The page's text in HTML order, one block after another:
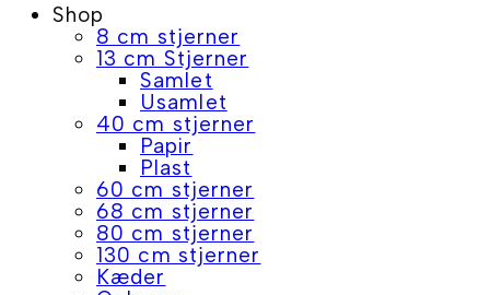
Shop
8 cm stjerner
13 cm Stjerner
Samlet
Usamlet
40 cm stjerner
Papir
Plast
60 cm stjerner
68 cm stjerner
80 cm stjerner
130 cm stjerner
Kæder